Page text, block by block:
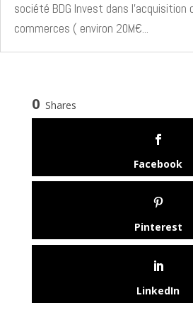
société BDG Invest dans l'acquisition
commerces ( environ 20M€...
0 Shares
Facebook
Pinterest
LinkedIn